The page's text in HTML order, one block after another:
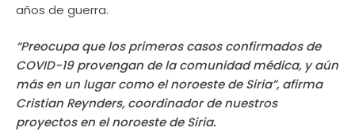
años de guerra.
“Preocupa que los primeros casos confirmados de
COVID-19 provengan de la comunidad médica, y aún
más en un lugar como el noroeste de Siria”, afirma
Cristian Reynders, coordinador de nuestros
proyectos en el noroeste de Siria.